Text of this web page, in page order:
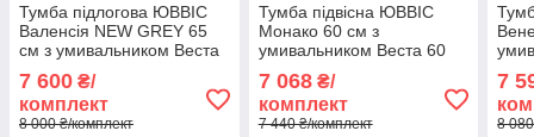
Тумба підлогова ЮВВІС
Валенсія NEW GREY 65
см з умивальником Веста
7 600 ₴/
комплект
8 000 ₴/комплект
Тумба підвісна ЮВВІС
Монако 60 см з
умивальником Веста 60
7 068₴/
комплект
7 440 ₴/комплект
7
8